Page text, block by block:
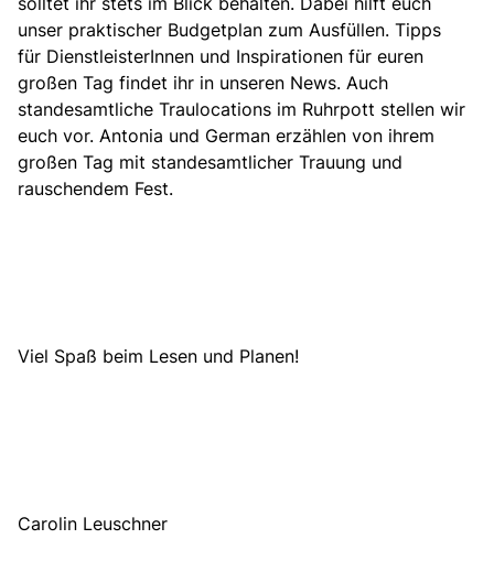
unser praktischer Budgetplan zum Ausfüllen. Tipps
für DienstleisterInnen und Inspirationen für euren
großen Tag findet ihr in unseren News. Auch
standesamtliche Traulocations im Ruhrpott stellen wir
euch vor. Antonia und German erzählen von ihrem
großen Tag mit standesamtlicher Trauung und
rauschendem Fest.
Viel Spaß beim Lesen und Planen!
Carolin Leuschner